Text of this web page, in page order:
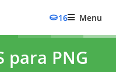
16 Menu
para PNG